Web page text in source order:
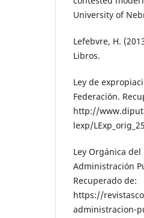
University of
Lefebvre, H.
Libros.
Ley de
Federación.
http://
lexp/
Ley Orgánica
Administración
Recuperado de:
https://
administracion-